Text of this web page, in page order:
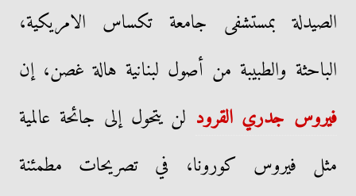
الصيدلة بمستشفى جامعة تكساس الامريكية،
الباحثة والطبيبة من أصول لبنانية هالة غصن، إن
فيروس جدري القرود لن يتحول إلى جائحة عالمية
مثل فيروس كورونا، في تصريحات مطمئنة